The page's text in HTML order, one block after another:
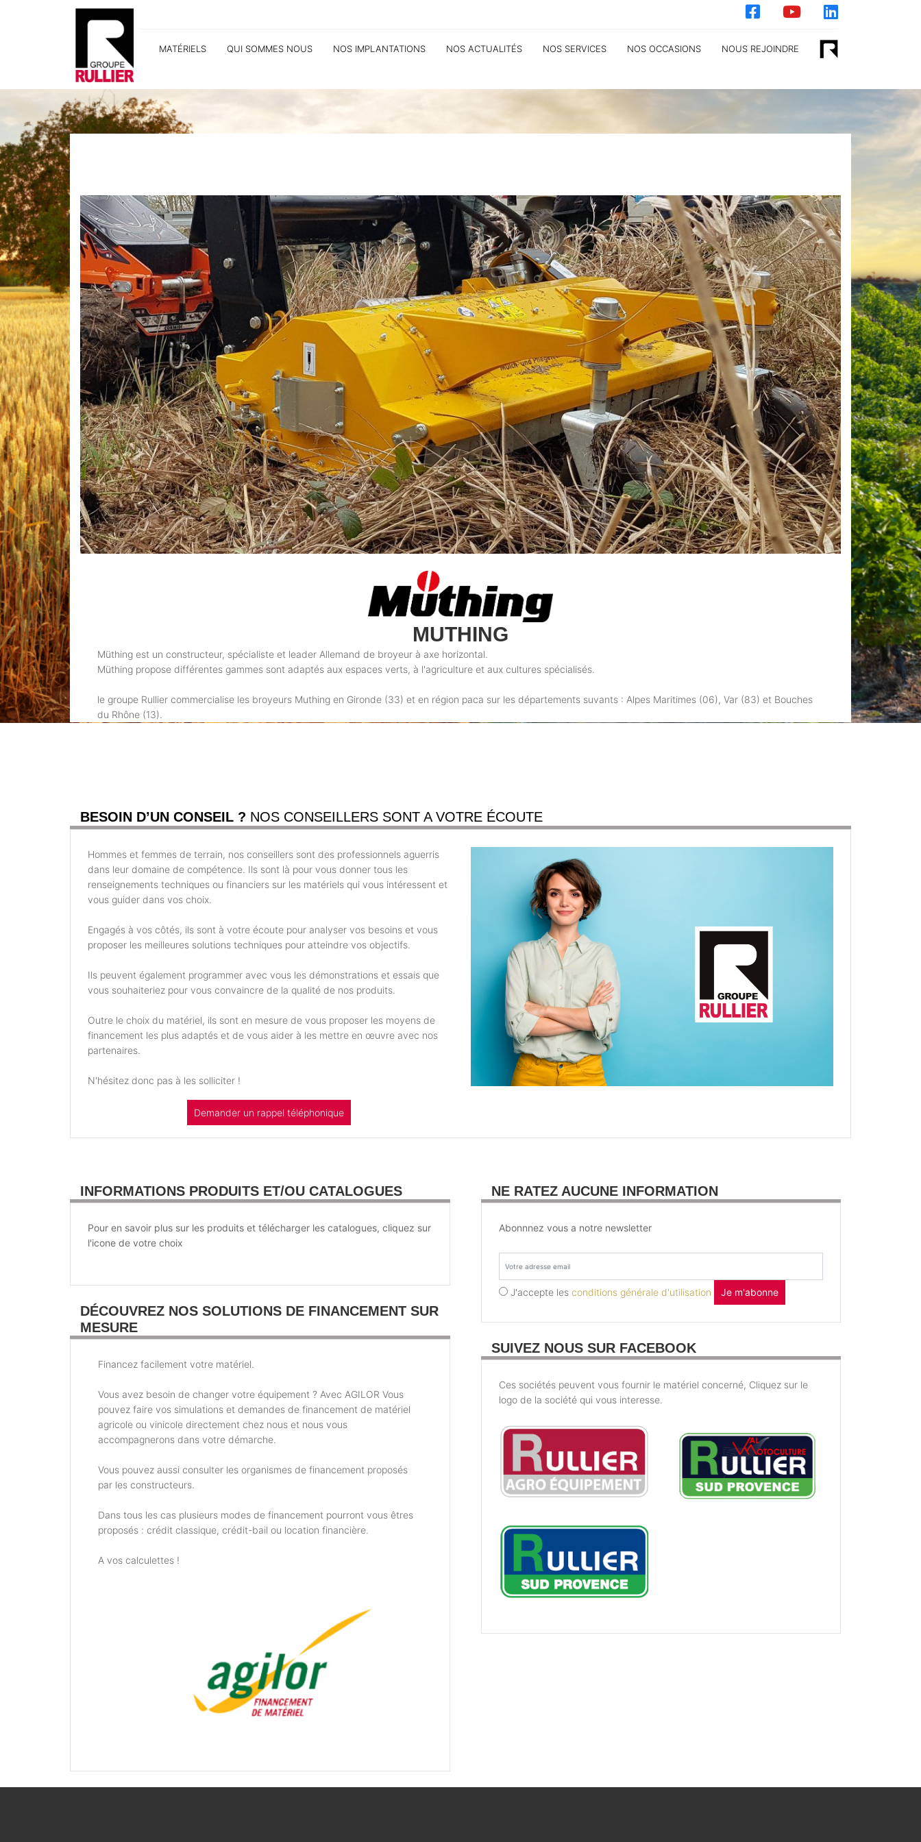
MATÉRIELS QUI SOMMES NOUS NOS IMPLANTATIONS NOS ACTUALITÉS NOS SERVICES NOS OCCASIONS NOUS REJOINDRE
MUTHING
Müthing est un constructeur, spécialiste et leader Allemand de broyeur à axe horizontal.
Müthing propose différentes gammes sont adaptés aux espaces verts, à l'agriculture et aux cultures spécialisés.
le groupe Rullier commercialise les broyeurs Muthing en Gironde (33) et en région paca sur les départements suvants : Alpes Maritimes (06), Var (83) et Bouches
du Rhône (13).
BESOIN D’UN CONSEIL ? NOS CONSEILLERS SONT A VOTRE ÉCOUTE
Hommes et femmes de terrain, nos conseillers sont des professionnels aguerris
dans leur domaine de compétence. Ils sont là pour vous donner tous les
renseignements techniques ou financiers sur les matériels qui vous intéressent et
vous guider dans vos choix.
Engagés à vos côtés, ils sont à votre écoute pour analyser vos besoins et vous
proposer les meilleures solutions techniques pour atteindre vos objectifs.
Ils peuvent également programmer avec vous les démonstrations et essais que
vous souhaiteriez pour vous convaincre de la qualité de nos produits.
Outre le choix du matériel, ils sont en mesure de vous proposer les moyens de
financement les plus adaptés et de vous aider à les mettre en œuvre avec nos
partenaires.
N'hésitez donc pas à les solliciter !
Demander un rappel téléphonique
INFORMATIONS PRODUITS ET/OU CATALOGUES
Pour en savoir plus sur les produits et télécharger les catalogues, cliquez sur
l'icone de votre choix
DÉCOUVREZ NOS SOLUTIONS DE FINANCEMENT SUR
MESURE
Financez facilement votre matériel.
Vous avez besoin de changer votre équipement ? Avec AGILOR Vous
pouvez faire vos simulations et demandes de financement de matériel
agricole ou vinicole directement chez nous et nous vous
accompagnerons dans votre démarche.
Vous pouvez aussi consulter les organismes de financement proposés
par les constructeurs.
Dans tous les cas plusieurs modes de financement pourront vous êtres
proposés : crédit classique, crédit-bail ou location financière.
A vos calculettes !
NE RATEZ AUCUNE INFORMATION
Abonnnez vous a notre newsletter
J'accepte les conditions générale d'utilisation Je m'abonne
SUIVEZ NOUS SUR FACEBOOK
Ces sociétés peuvent vous fournir le matériel concerné, Cliquez sur le
logo de la société qui vous interesse.